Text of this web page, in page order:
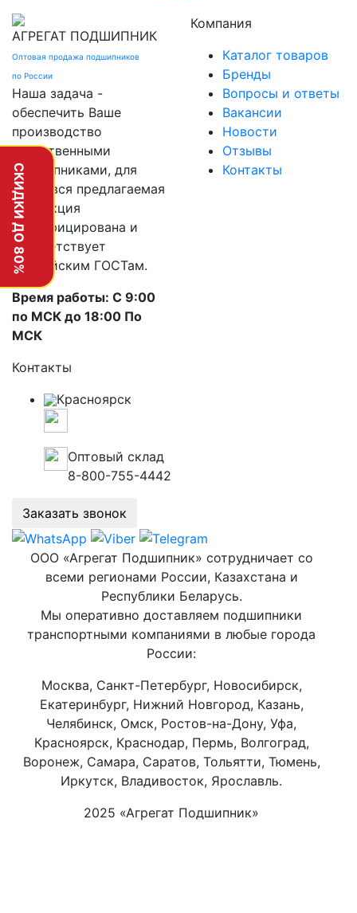
СКИДКИ ДО 80%
АГРЕГАТ ПОДШИПНИК
Оптовая продажа подшипников
по России
Наша задача -
обеспечить Ваше
производство
качественными
подшипниками, для
этого вся предлагаемая
продукция
сертифицирована и
соответствует
российским ГОСТам.
Время работы: С 9:00
по МСК до 18:00 По
МСК
Компания
Каталог товаров
Бренды
Вопросы и ответы
Вакансии
Новости
Отзывы
Контакты
Контакты
Красноярск
Оптовый склад
8-800-755-4442
Заказать звонок
ООО «Агрегат Подшипник» сотрудничает со
всеми регионами России, Казахстана и
Республики Беларусь.
Мы оперативно доставляем подшипники
транспортными компаниями в любые города
России:
Москва, Санкт-Петербург, Новосибирск,
Екатеринбург, Нижний Новгород, Казань,
Челябинск, Омск, Ростов-на-Дону, Уфа,
Красноярск, Краснодар, Пермь, Волгоград,
Воронеж, Самара, Саратов, Тольятти, Тюмень,
Иркутск, Владивосток, Ярославль.
2025 «Агрегат Подшипник»